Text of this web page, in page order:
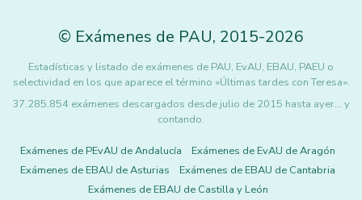
© Exámenes de PAU, 2015-2026
Estadísticas y listado de exámenes de PAU, EvAU, EBAU, PAEU o
selectividad en los que aparece el término «Últimas tardes con Teresa».
37.285.854 exámenes descargados desde julio de 2015 hasta ayer... y
contando.
Exámenes de PEvAU de Andalucía
Exámenes de EvAU de Aragón
Exámenes de EBAU de Asturias
Exámenes de EBAU de Cantabria
Exámenes de EBAU de Castilla y León